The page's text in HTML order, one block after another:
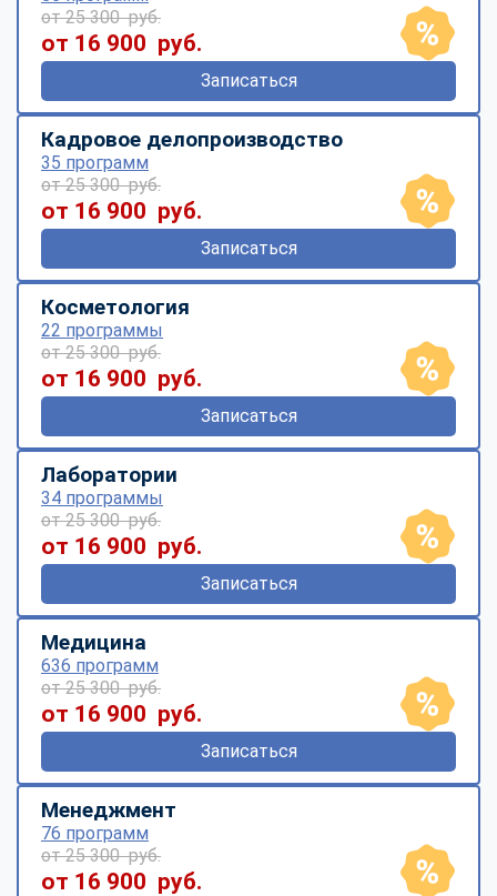
от 25 300 руб.
от 16 900 руб.
Записаться
Кадровое делопроизводство
35 программ
от 25 300 руб.
от 16 900 руб.
Записаться
Косметология
22 программы
от 25 300 руб.
от 16 900 руб.
Записаться
Лаборатории
34 программы
от 25 300 руб.
от 16 900 руб.
Записаться
Медицина
636 программ
от 25 300 руб.
от 16 900 руб.
Записаться
Менеджмент
76 программ
от 25 300 руб.
от 16 900 руб.